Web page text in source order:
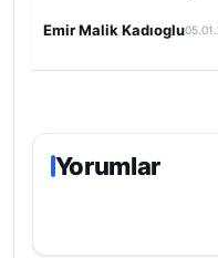
Emir Malik Kadıoglu
Yorumlar